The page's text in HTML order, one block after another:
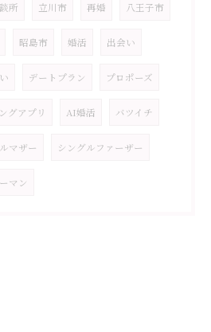
所 立川市 再婚 八王子市
昭島市 婚活 出会い
デートプラン プロポーズ
グアプリ AI婚活 バツイチ
マザー シングルファーザー
マン